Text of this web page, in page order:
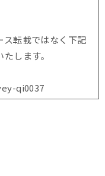
ス転載ではなく下記
します。
qi0037